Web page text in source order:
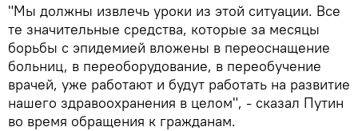
"Мы должны извлечь уроки из этой ситуации. Все
те значительные средства, которые за месяцы
борьбы с эпидемией вложены в переоснащение
больниц, в переоборудование, в переобучение
врачей, уже работают и будут работать на развитие
нашего здравоохранения в целом", - сказал Путин
во время обращения к гражданам.